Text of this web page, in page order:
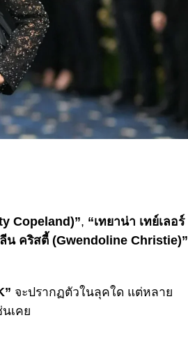
Copeland)”, “เทยาน่า เทย์เลอร์
ลีน คริสตี้ (Gwendoline Christie)”
จะปรากฏตัวในลุคใด แต่หลาย
เคย